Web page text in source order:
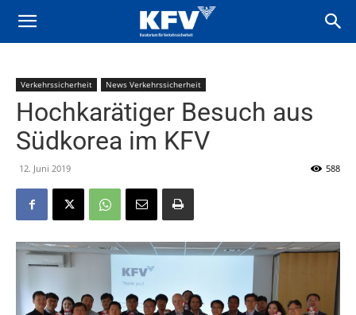
Verkehrssicherheit News Verkehrssicherheit
Hochkarätiger Besuch aus
Südkorea im KFV
12. Juni 2019 588